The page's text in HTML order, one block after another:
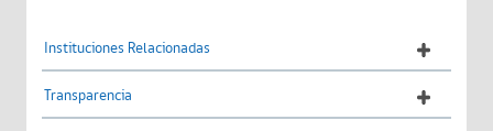
Instituciones Relacionadas
Transparencia